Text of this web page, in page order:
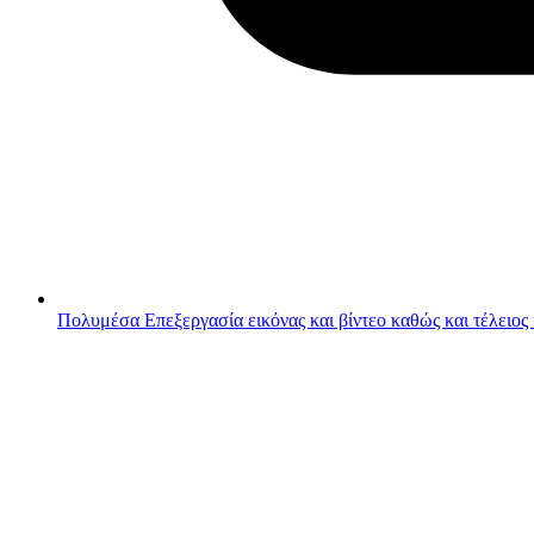
Πολυμέσα Επεξεργασία εικόνας και βίντεο καθώς και τέλειος